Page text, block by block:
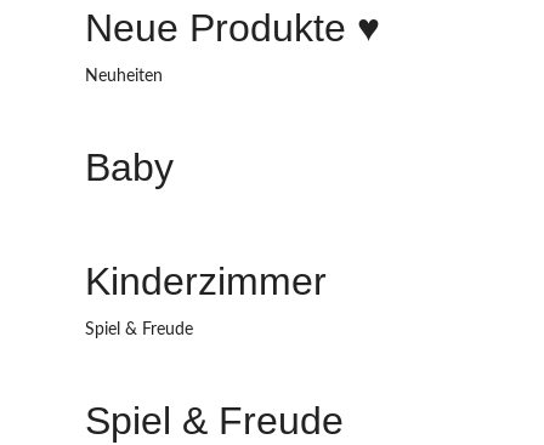
Neue Produkte ♥️
Neuheiten
Baby
Kinderzimmer
Spiel & Freude
Spiel & Freude